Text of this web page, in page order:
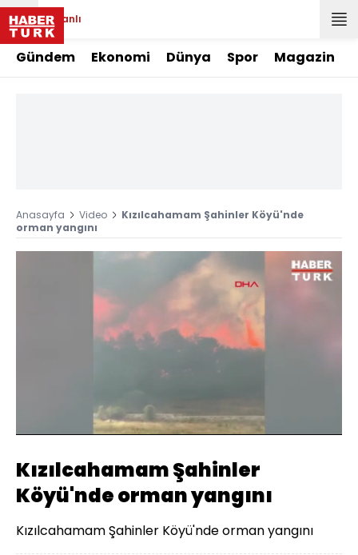
Canlı
Gündem Ekonomi Dünya Spor Magazin
Anasayfa Video
Kızılcahamam Şahinler Köyü'nde
orman yangını
Aç
Hızı
Kızılcahamam Şahinler
Köyü'nde orman yangını
Kızılcahamam Şahinler Köyü'nde orman yangını